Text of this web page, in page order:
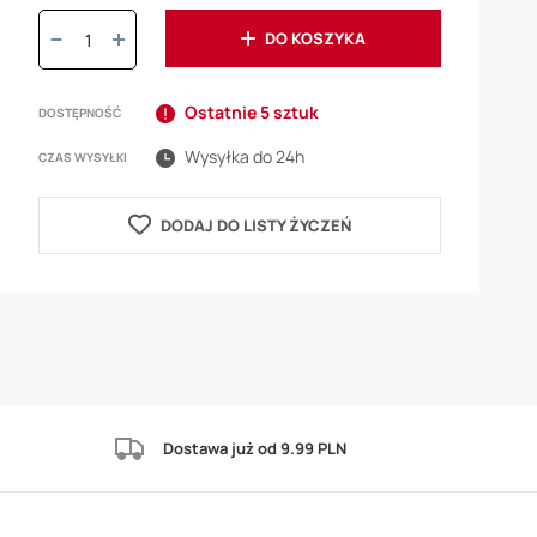
Ilość:
DO KOSZYKA
DOSTĘPNOŚĆ Ostatnie 5 sztuk
CZAS WYSYŁKI Wysyłka do 24h
DODAJ DO LISTY ŻYCZEŃ
Dostawa już od 9.99 PLN